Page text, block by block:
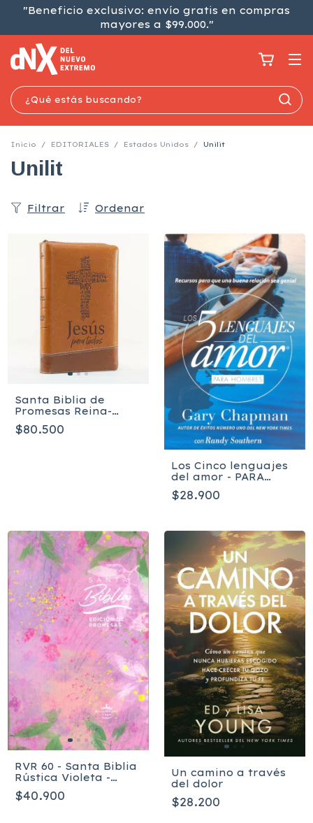
"Beneficio exclusivo: envío gratis en compras
mayores a $99.000."
Inicio / EDITORIALES / Estados Unidos / Unilit
Unilit
Ordenar
Filtrar
Santa Biblia de
Promesas Reina-
Valera 1960
$80.500
Los Cinco lenguajes
del amor - PARA
HOMBRES
$28.900
RVR 60 - Santa Biblia
Rústica Violeta -
Edición de Promesas
CR-M2
$40.900
Un camino a través
del dolor
$28.200